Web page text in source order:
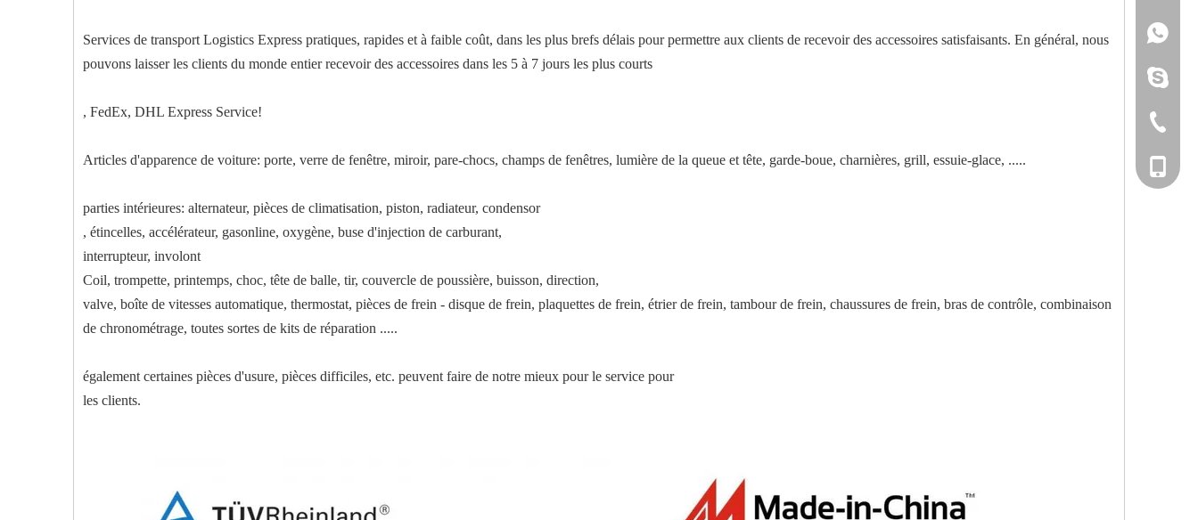
Services de transport Logistics Express pratiques, rapides et à faible coût, dans les plus brefs délais pour permettre aux clients de recevoir des accessoires satisfaisants. En général, nous
pouvons laisser les clients du monde entier recevoir des accessoires dans les 5 à 7 jours les plus courts
, FedEx, DHL Express Service!
Articles d'apparence de voiture: porte, verre de fenêtre, miroir, pare-chocs, champs de fenêtres, lumière de la queue et tête, garde-boue, charnières, grill, essuie-glace, .....
parties intérieures: alternateur, pièces de climatisation, piston, radiateur, condensor
, étincelles, accélérateur, gasonline, oxygène, buse d'injection de carburant,
interrupteur, involont
Coil, trompette, printemps, choc, tête de balle, tir, couvercle de poussière, buisson, direction,
valve, boîte de vitesses automatique, thermostat, pièces de frein - disque de frein, plaquettes de frein, étrier de frein, tambour de frein, chaussures de frein, bras de contrôle, combinaison
de chronométrage, toutes sortes de kits de réparation .....
également certaines pièces d'usure, pièces difficiles, etc. peuvent faire de notre mieux pour le service pour
les clients.
+86-
+86-